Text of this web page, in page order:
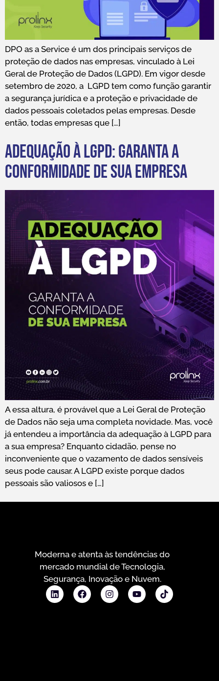
DPO as a Service é um dos principais serviços de
proteção de dados nas empresas, vinculado à Lei
Geral de Proteção de Dados (LGPD). Em vigor desde
setembro de 2020, a LGPD tem como função garantir
a segurança jurídica e a proteção e privacidade de
dados pessoais coletados pelas empresas. Desde
então, todas empresas que […]
Adequação à LGPD: garanta a
conformidade de sua empresa
A essa altura, é provável que a Lei Geral de Proteção
de Dados não seja uma completa novidade. Mas, você
já entendeu a importância da adequação à LGPD para
a sua empresa? Enquanto cidadão, pense no
inconveniente que o vazamento de dados sensíveis
seus pode causar. A LGPD existe porque dados
pessoais são valiosos e […]
Moderna e atenta às tendências do
mercado mundial de Tecnologia,
Segurança, Inovação e Nuvem.